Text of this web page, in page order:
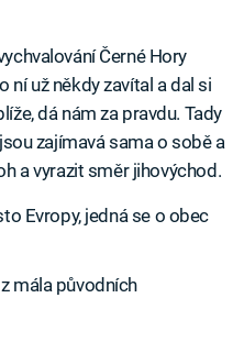
Černé Hory
ní už někdy zavítal a dal si
dá nám za pravdu. Tady
zajímavá sama o sobě a
a vyrazit směr jihovýchod.
Evropy, jedná se o obec
mála původních